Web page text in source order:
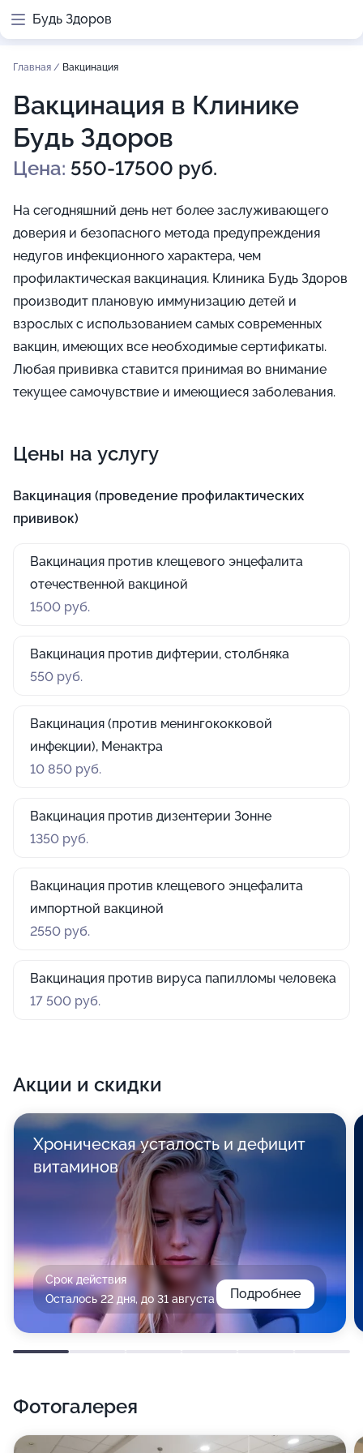
Будь Здоров
Главная / Вакцинация
Вакцинация в Клинике
Будь Здоров
Цена: 550-17500 руб.
На сегодняшний день нет более заслуживающего
доверия и безопасного метода предупреждения
недугов инфекционного характера, чем
профилактическая вакцинация. Клиника Будь Здоров
производит плановую иммунизацию детей и
взрослых с использованием самых современных
вакцин, имеющих все необходимые сертификаты.
Любая прививка ставится принимая во внимание
текущее самочувствие и имеющиеся заболевания.
Цены на услугу
Вакцинация (проведение профилактических
прививок)
Вакцинация против клещевого энцефалита
отечественной вакциной
1500 руб.
Вакцинация против дифтерии, столбняка
550 руб.
Вакцинация (против менингококковой
инфекции), Менактра
10 850 руб.
Вакцинация против дизентерии Зонне
1350 руб.
Вакцинация против клещевого энцефалита
импортной вакциной
2550 руб.
Вакцинация против вируса папилломы человека
17 500 руб.
Акции и скидки
Хроническая усталость и дефицит
витаминов
Срок действия
Осталось 22 дня, до 31 августа
Подробнее
Фотогалерея